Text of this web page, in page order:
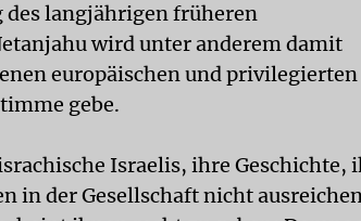
des langjährigen früheren
wird unter anderem damit
europäischen und privilegierten
gebe.
Israelis, ihre Geschichte,
in der Gesellschaft nicht